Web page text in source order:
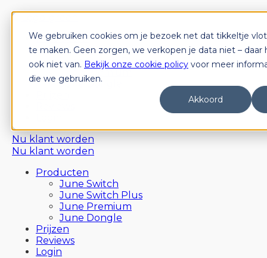
We gebruiken cookies om je bezoek net dat tikkeltje
te maken. Geen zorgen, we verkopen je data niet – daar
ook niet van. Bekijk onze cookie policy voor meer
die we gebruiken.
Akkoord
Producten
June Switch
June Switch Plus
June Premium
June Dongle
Nu klant worden
Nu klant worden
Producten
June Switch
June Switch Plus
June Premium
June Dongle
Prijzen
Reviews
Login